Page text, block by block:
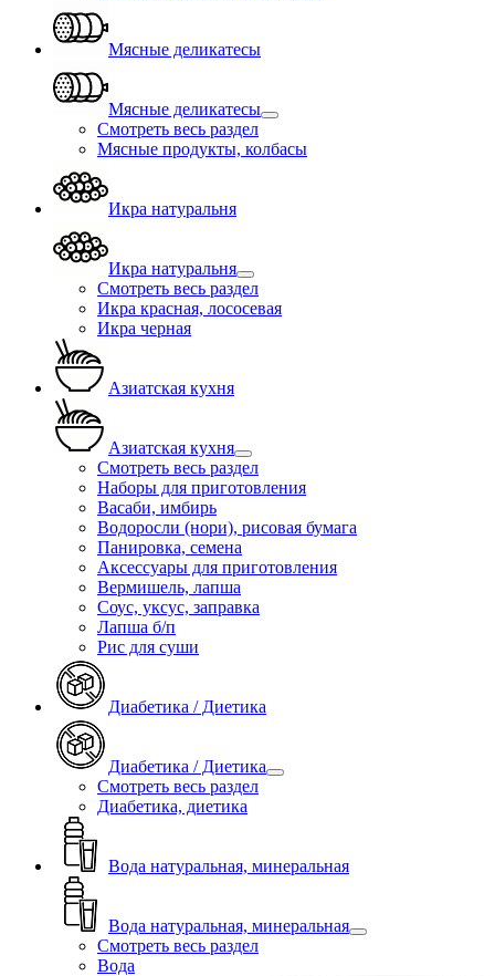
Мясные деликатесы
Мясные деликатесы
Смотреть весь раздел
Мясные продукты, колбасы
Икра натуральня
Икра натуральня
Смотреть весь раздел
Икра красная, лососевая
Икра черная
Азиатская кухня
Азиатская кухня
Смотреть весь раздел
Наборы для приготовления
Васаби, имбирь
Водоросли (нори), рисовая бумага
Панировка, семена
Аксессуары для приготовления
Вермишель, лапша
Соус, уксус, заправка
Лапша б/п
Рис для суши
Диабетика / Диетика
Диабетика / Диетика
Смотреть весь раздел
Диабетика, диетика
Вода натуральная, минеральная
Вода натуральная, минеральная
Смотреть весь раздел
Вода